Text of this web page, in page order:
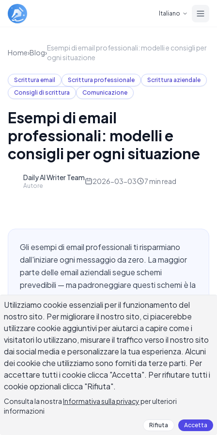
Italiano
Home›Blog›
Esempi di email professionali: modelli e consigli per
ogni situazione
Scrittura email Scrittura professionale
Scrittura aziendale
Consigli di scrittura
Comunicazione
Esempi di email
professionali: modelli e
consigli per ogni situazione
Daily AI Writer Team
Autore
2026-03-03 7 min read
Gli esempi di email professionali ti risparmiano
dall'iniziare ogni messaggio da zero. La maggior
parte delle email aziendali segue schemi
prevedibili — ma padroneggiare questi schemi è la
totale. Che tu stia scrivendo una prospettiva
fredda, un follow-up, un aggiornamento di
progetto o un messaggio delicato a un manager,
la struttura e il tono che usi segnalano la tua
competenza prima che il destinatario abbia
persino letto il tuo contenuto. Questa guida
copre i formati, gli esempi e le tecniche che
rendono le email professionali efficaci nella
pratica.
Utilizziamo cookie essenziali per il funzionamento del
nostro sito. Per migliorare il nostro sito, ci piacerebbe
utilizzare cookie aggiuntivi per aiutarci a capire come i
visitatori lo utilizzano, misurare il traffico verso il nostro sito
dai social media e personalizzare la tua esperienza. Alcuni
dei cookie che utilizziamo sono forniti da terze parti. Per
accettare tutti i cookie clicca "Accetta". Per rifiutare tutti i
cookie opzionali clicca "Rifiuta".
Consulta la nostraInformativa sulla privacyper ulteriori
informazioni
Rifiuta Accetta